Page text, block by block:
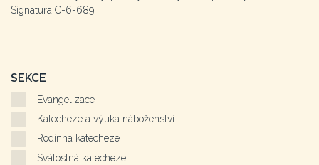
Signatura C-6-689.
SEKCE
Evangelizace
Katecheze a výuka náboženství
Rodinná katecheze
Svátostná katecheze